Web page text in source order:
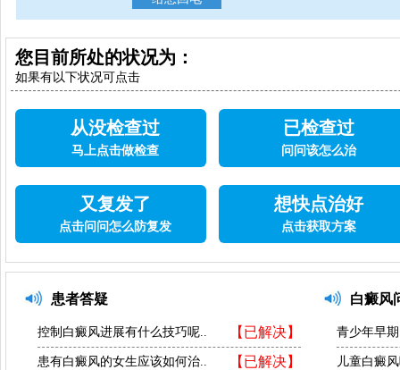
您目前所处的状况为：
如果有以下状况可点击
从没检查过
马上点击做检查
已检查过
问问该怎么治
又复发了
点击问问怎么防复发
想快点治好
点击获取方案
患者答疑
【已解决】
控制白癜风进展有什么技巧呢..
【已解决】
患有白癜风的女生应该如何治..
白癜风
青少年早
儿童白癜